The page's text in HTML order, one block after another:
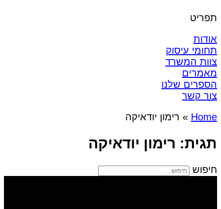
תפריט
אודות
תחומי עיסוק
צוות המשרד
מאמרים
הספרים שלנו
צור קשר
Home
» רימון יודאיקה
תגית: רימון יודאיקה
חיפוש